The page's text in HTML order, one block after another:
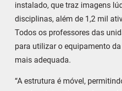
instalado, que traz imagens
disciplinas, além de 1,2 mil
Todos os professores das
para utilizar o equipamento
mais adequada.
“A estrutura é móvel,